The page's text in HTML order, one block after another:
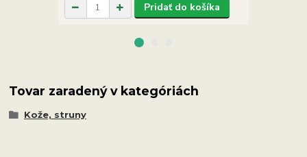
Pridať do košíka
Tovar zaradený v kategóriách
Kože, struny